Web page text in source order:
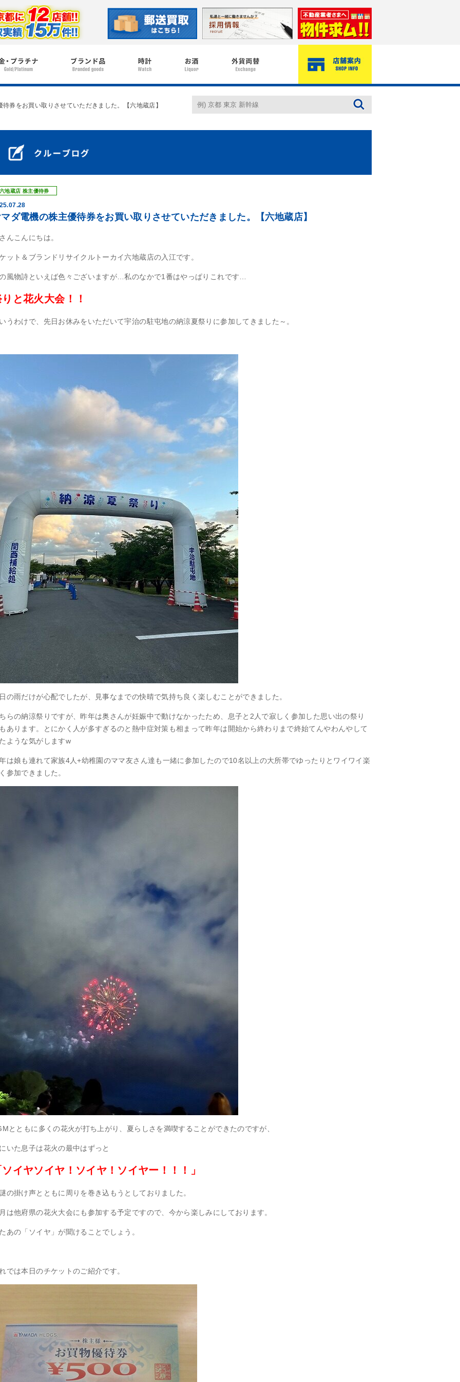
券をお買い取りさせていただきました。【六地蔵店】
六地蔵店 株主優待券
ダ電機の株主優待券をお買い取りさせていただきました。【六地蔵店】
んこんにちは。
ット＆ブランドリサイクルトーカイ六地蔵店の入江です。
風物詩といえば色々ございますが…私のなかで1番はやっぱりこれです…
と花火大会！！
うわけで、先日お休みをいただいて宇治の駐屯地の納涼夏祭りに参加してきました～。
の雨だけが心配でしたが、見事なまでの快晴で気持ち良く楽しむことができました。
らの納涼祭りですが、昨年は奥さんが妊娠中で動けなかったため、息子と2人で寂しく参加した思い出の祭り
あります。とにかく人が多すぎるのと熱中症対策も相まって昨年は開始から終わりまで終始てんやわんやして
ような気がしますw
は娘も連れて家族4人+幼稚園のママ友さん達も一緒に参加したので10名以上の大所帯でゆったりとワイワイ楽
参加できました。
とともに多くの花火が打ち上がり、夏らしさを満喫することができたのですが、
いた息子は花火の最中はずっと
イヤソイヤ！ソイヤ！ソイヤー！！！」
の掛け声とともに周りを巻き込もうとしておりました。
は他府県の花火大会にも参加する予定ですので、今から楽しみにしております。
あの「ソイヤ」が聞けることでしょう。
では本日のチケットのご紹介です。